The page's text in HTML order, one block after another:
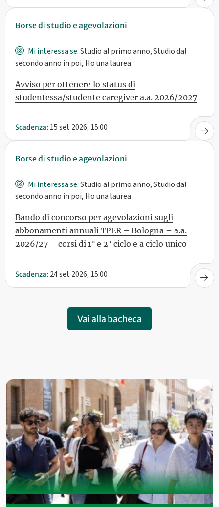
Borse di studio e agevolazioni
Mi interessa se:Studio al primo anno, Studio dal
secondo anno in poi, Ho una laurea
Avviso per ottenere lo status di
studentessa/studente caregiver a.a. 2026/2027
Scadenza: 15 set 2026, 15:00
Borse di studio e agevolazioni
Mi interessa se:Studio al primo anno, Studio dal
secondo anno in poi, Ho una laurea
Bando di concorso per agevolazioni sugli
abbonamenti annuali TPER – Bologna – a.a.
2026/27 – corsi di 1° e 2° ciclo e a ciclo unico
Scadenza: 24 set 2026, 15:00
Vai alla bacheca